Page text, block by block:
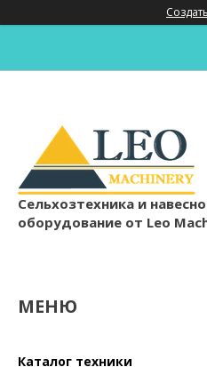
Cельхозтехника и
оборудование от Leo
Каталог техники